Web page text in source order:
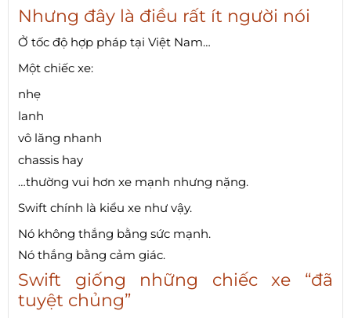
Nhưng đây là điều rất ít người nói
Ở tốc độ hợp pháp tại Việt Nam…
Một chiếc xe:
nhẹ
lanh
vô lăng nhanh
chassis hay
…thường vui hơn xe mạnh nhưng nặng.
Swift chính là kiểu xe như vậy.
Nó không thắng bằng sức mạnh.
Nó thắng bằng cảm giác.
Swift giống những chiếc xe “đã
tuyệt chủng”